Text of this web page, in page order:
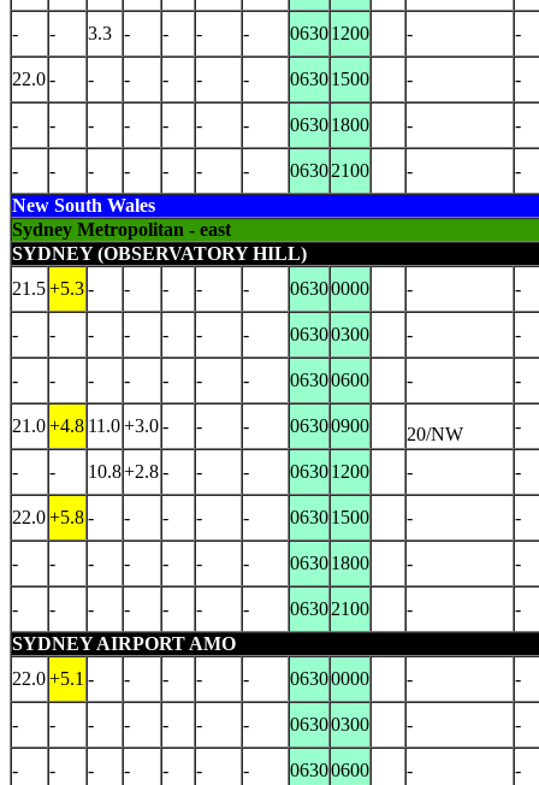
- - 3.3 - - - - 06301200 - -
22.0- - - - - - 06301500 - -
- - - - - - - 06301800 - -
- - - - - - - 06302100 -
-
New South Wales
Sydney Metropolitan - east
SYDNEY (OBSERVATORY HILL)
21.5+5.3- - - - - 06300000 - -
- - - - - - - 06300300 - -
- - - - - - - 06300600 - -
21.0+4.8 11.0+3.0- - - 06300900 20/NW -
- - 10.8+2.8- - - 06301200 - -
22.0+5.8- - - - - 06301500 - -
- - - - - - - 06301800 - -
- - - - - - - 06302100 -
-
SYDNEY AIRPORT AMO
22.0+5.1 - - - - - 06300000 - -
- - - - - - - 06300300 - -
- - - - - - - 06300600 - -